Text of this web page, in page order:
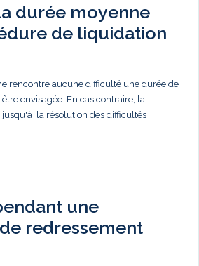
durée moyenne
de liquidation
rencontre aucune difficulté une durée de
envisagée. En cas contraire, la
la résolution des difficultés
une
redressement